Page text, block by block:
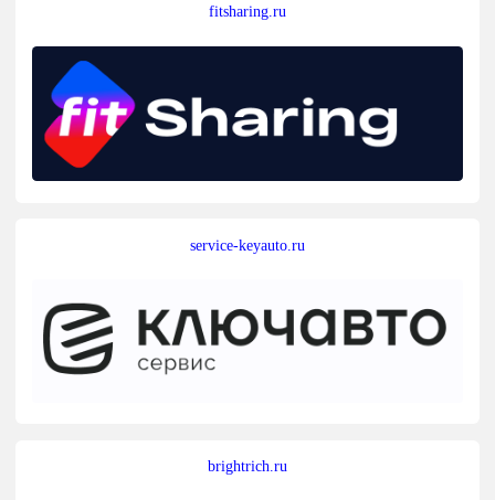
fitsharing.ru
service-keyauto.ru
brightrich.ru